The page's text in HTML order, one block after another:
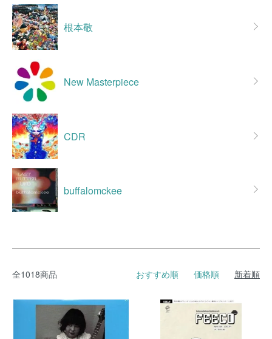
根本敬
New Masterpiece
CDR
buffalomckee
全1018商品 おすすめ順 価格順 新着順